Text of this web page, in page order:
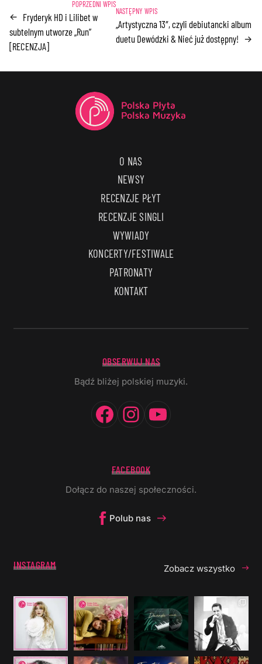
← Fryderyk HD i Lilibet w
subtelnym utworze „Run”
[RECENZJA]
„Artystyczna 13″, czyli debiutancki album
duetu Dewódzki & Nieć już dostępny! →
O NAS
NEWSY
RECENZJE PŁYT
RECENZJE SINGLI
WYWIADY
KONCERTY/FESTIWALE
PATRONATY
KONTAKT
OBSERWUJ NAS
Bądź bliżej polskiej muzyki.
Facebook
Instagram
FACEBOOK
Dołącz do naszej społeczności.
Polub nas
INSTAGRAM Zobacz wszystko